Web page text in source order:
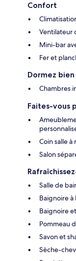
Confort
Ventilateur
Mini-bar
Fer et
Dormez bien
Chambres
Faites-vous
Coin salle
Salon
Salle de
Baignoire à
Baignoire
Pommeau
Savon et
Sèche-